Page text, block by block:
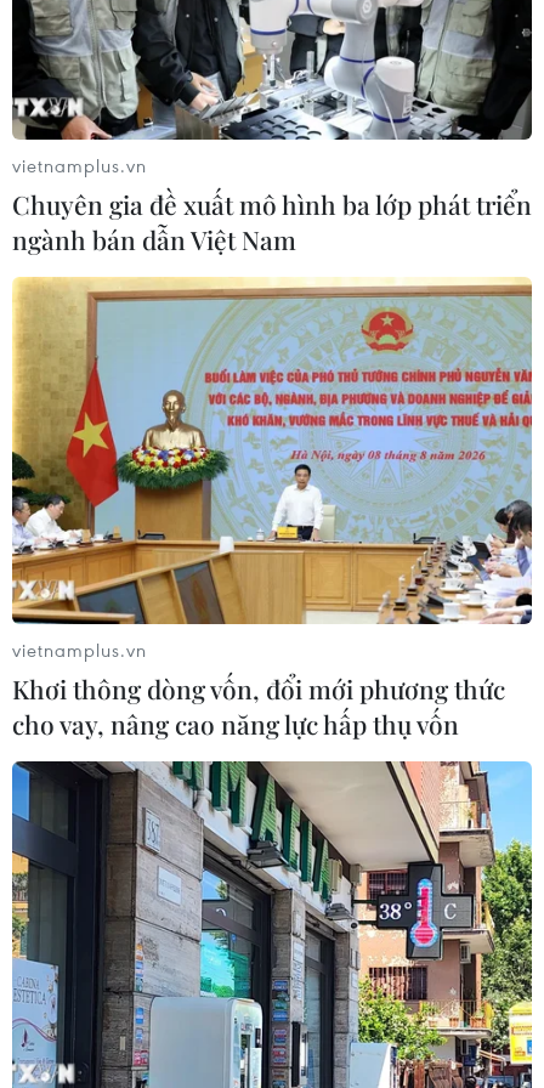
Chứng khoán châu Á ngược chiều
Phố Wall sau cuộc họp của Fed
30/07/2026 02:18
Chứng khoán ngày 29/7: VN-Index
bật tăng lấy lại mốc 1.700 điểm
29/07/2026 09:59
Cổ phiếu công nghệ và bán dẫn của
Mỹ giảm mạnh
29/07/2026 00:20
Chứng khoán châu Á hứng chịu đợt
bán tháo mới
28/07/2026 10:41
Chứng khoán Mỹ diễn biến trái chiều
trước tuần lễ quyết định của Fed
28/07/2026 02:13
Chứng khoán châu Á đồng loạt tăng
khi giá dầu giảm mạnh
27/07/2026 10:18
vietnamplus.vn
Chuyên gia đề xuất mô hình ba lớp phát triển
ngành bán dẫn Việt Nam
vietnamplus.vn
Khơi thông dòng vốn, đổi mới phương thức
cho vay, nâng cao năng lực hấp thụ vốn